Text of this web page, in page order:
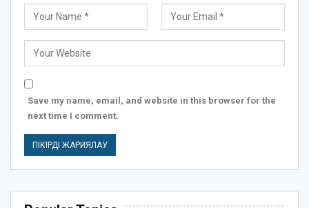
Save my name, email, and website in this browser for the
next time I comment.